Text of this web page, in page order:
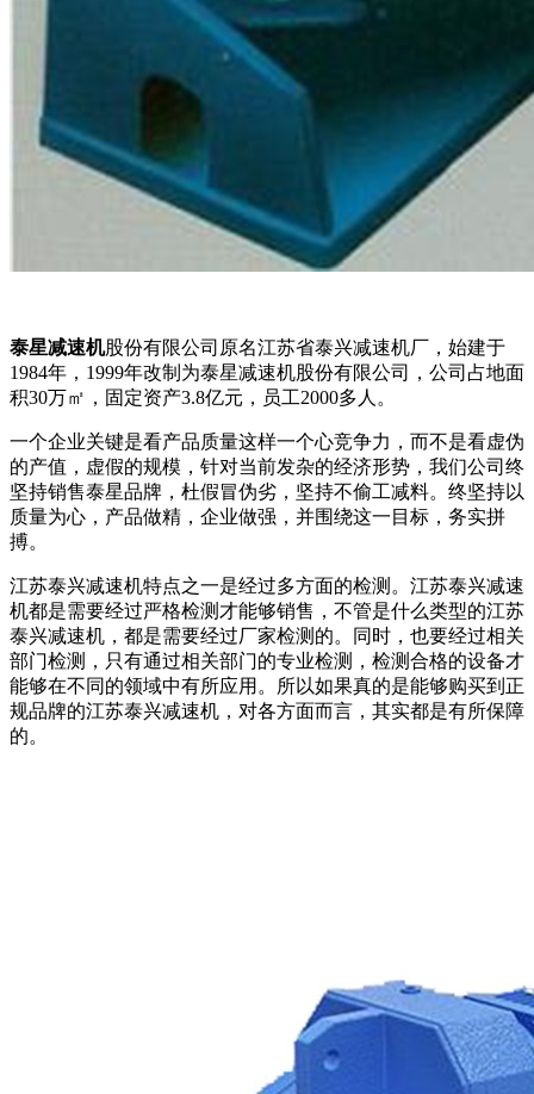
泰星减速机股份有限公司原名江苏省泰兴减速机厂，始建于
1984年，1999年改制为泰星减速机股份有限公司，公司占地面
积30万㎡，固定资产3.8亿元，员工2000多人。
一个企业关键是看产品质量这样一个心竞争力，而不是看虚伪
的产值，虚假的规模，针对当前发杂的经济形势，我们公司终
坚持销售泰星品牌，杜假冒伪劣，坚持不偷工减料。终坚持以
质量为心，产品做精，企业做强，并围绕这一目标，务实拼
搏。
江苏泰兴减速机特点之一是经过多方面的检测。江苏泰兴减速
机都是需要经过严格检测才能够销售，不管是什么类型的江苏
泰兴减速机，都是需要经过厂家检测的。同时，也要经过相关
部门检测，只有通过相关部门的专业检测，检测合格的设备才
能够在不同的领域中有所应用。所以如果真的是能够购买到正
规品牌的江苏泰兴减速机，对各方面而言，其实都是有所保障
的。